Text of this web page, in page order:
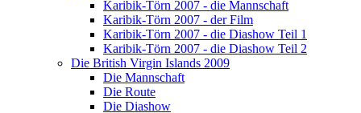
Karibik-Törn 2007 - die Mannschaft
Karibik-Törn 2007 - der Film
Karibik-Törn 2007 - die Diashow Teil 1
Karibik-Törn 2007 - die Diashow Teil 2
Die British Virgin Islands 2009
Die Mannschaft
Die Route
Die Diashow